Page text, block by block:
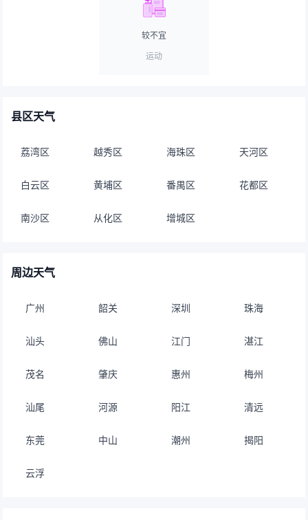
较不宜
运动
县区天气
荔湾区 越秀区 海珠区 天河区
白云区 黄埔区 番禺区 花都区
南沙区 从化区 增城区
周边天气
广州 韶关 深圳 珠海
汕头 佛山 江门 湛江
茂名 肇庆 惠州 梅州
汕尾 河源 阳江 清远
东莞 中山 潮州 揭阳
云浮